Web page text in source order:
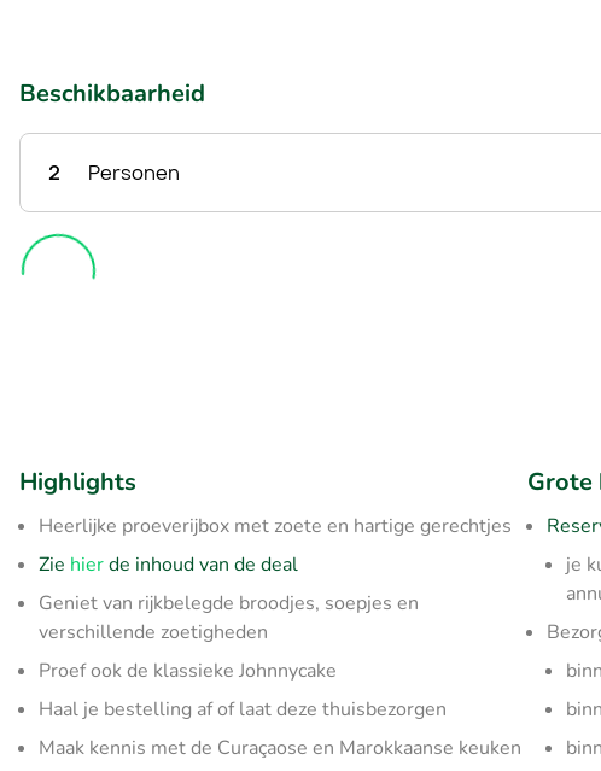
Beschikbaarheid
2 Personen
Highlights
Heerlijke proeverijbox met zoete en hartige gerechtjes
Zie hierde inhoud van de deal
Geniet van rijkbelegde broodjes, soepjes en
verschillende zoetigheden
Proef ook de klassieke Johnnycake
Haal je bestelling af of laat deze thuisbezorgen
Maak kennis met de Curaçaose en Marokkaanse keuken
Grote
je